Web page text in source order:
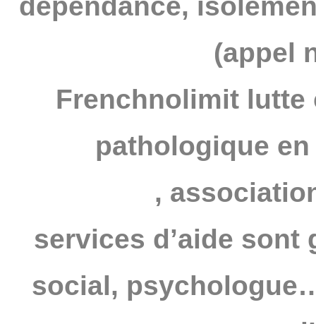
(appel
Frenchnolimit lutte
pathologique
,
services d’aide sont
social,